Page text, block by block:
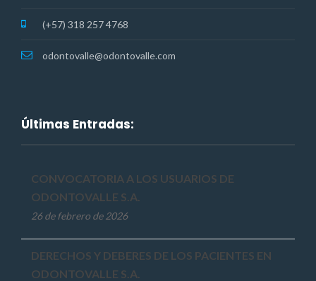
(+57) 318 257 4768
odontovalle@odontovalle.com
Últimas Entradas:
CONVOCATORIA A LOS USUARIOS DE
ODONTOVALLE S.A.
26 de febrero de 2026
DERECHOS Y DEBERES DE LOS PACIENTES EN
ODONTOVALLE S.A.